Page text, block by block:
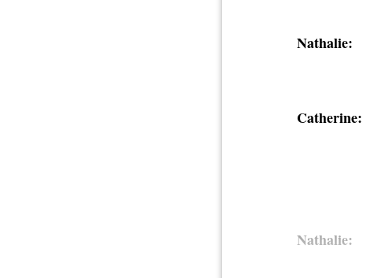
Nathalie:
Catherine:
Nathalie: